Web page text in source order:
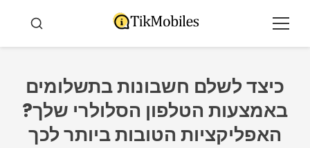
לתוכןתַפרִיט חיפוש
כיצד לשלם חשבונות בתשלומים
באמצעות הטלפון הסלולרי שלך?
האפליקציות הטובות ביותר לכך